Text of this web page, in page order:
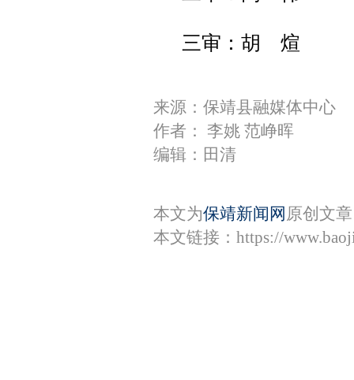
三审：胡 煊
来源：保靖县融媒体中心
作者： 李姚 范峥晖
编辑：田清
本文为保靖新闻网 原创文
本文链接： https://